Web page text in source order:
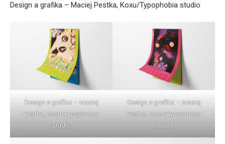
Design a grafika – Maciej Pestka, Koxu/Typophobia studio
Design a grafika – Maciej
Pestka, Koxu/Typophobia
studio
Design a grafika – Maciej
Pestka, Koxu/Typophobia
studio